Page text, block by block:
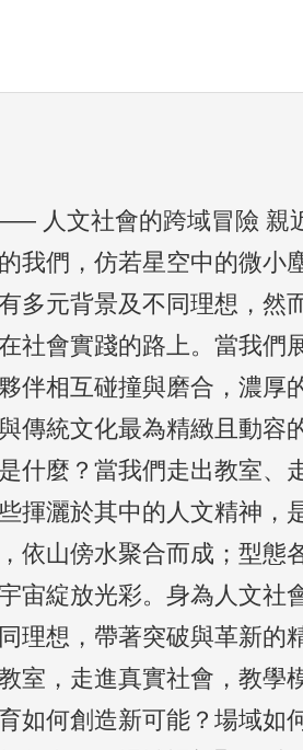
人文社會的跨域冒險 親
我們，仿若星空中的微小
多元背景及不同理想，然
社會實踐的路上。當我們
伴相互碰撞與磨合，濃厚
傳統文化最為精緻且動容
什麼？當我們走出教室、
揮灑於其中的人文精神，
依山傍水聚合而成；型態
宙綻放光彩。身為人文社
理想，帶著突破與革新的
室，走進真實社會，教學
如何創造新可能？場域如